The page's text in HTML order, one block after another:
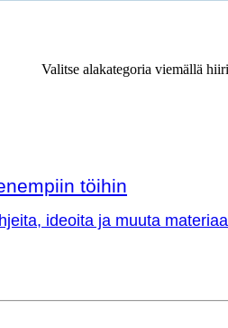
Valitse alakategoria viemällä
töihin
ideoita ja muuta